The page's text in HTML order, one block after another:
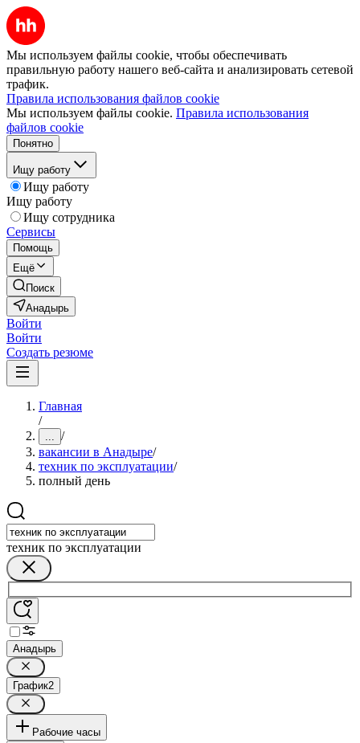
Мы используем файлы cookie, чтобы обеспечивать
правильную работу нашего веб-сайта и анализировать сетевой
трафик.
Правила использования файлов cookie
Мы используем файлы cookie. Правила использования
файлов cookie
Понятно
Ищу работу
Ищу работу
Ищу работу
Ищу сотрудника
Сервисы
Помощь
Ещё
Поиск
Анадырь
Войти
Войти
Создать резюме
Главная
/
... /
вакансии в Анадыре/
техник по эксплуатации/
полный день
техник по эксплуатации
Анадырь
График2
Рабочие часы